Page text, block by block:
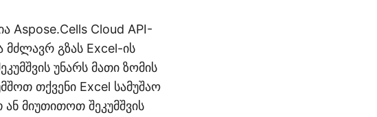
Aspose.Cells Cloud API-
მძლავრ გზას Excel-ის
უნარს მათი ზომის
თქვენი Excel სამუშაო
ან მიუთითოთ შეკუმშვის